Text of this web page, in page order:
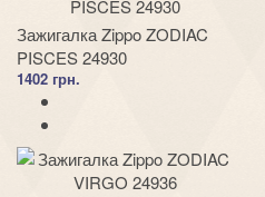
Зажигалка Zippo ZODIAC
PISCES 24930
1402 грн.